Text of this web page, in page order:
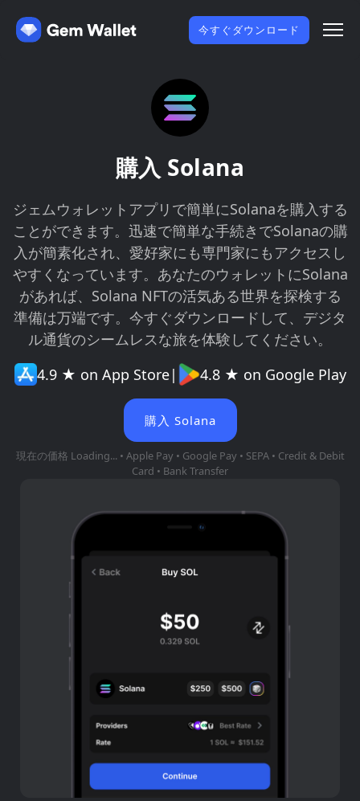
今すぐダウンロード
購入 Solana
ジェムウォレットアプリで簡単にSolanaを購入する
ことができます。迅速で簡単な手続きでSolanaの購
入が簡素化され、愛好家にも専門家にもアクセスし
やすくなっています。あなたのウォレットにSolana
があれば、Solana NFTの活気ある世界を探検する
準備は万端です。今すぐダウンロードして、デジタ
ル通貨のシームレスな旅を体験してください。
4.9 ★ on App Store| 4.8 ★ on Google Play
購入 Solana
現在の価格 Loading... • Apple Pay • Google Pay • SEPA • Credit & Debit
Card • Bank Transfer